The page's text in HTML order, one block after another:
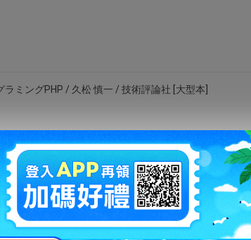
ラミングPHP / 久松 慎一 / 技術評論社 [大型本]